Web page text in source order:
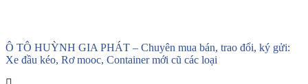
Ô TÔ HUỲNH GIA PHÁT – Chuyên mua bán, trao đổi, ký gửi:
Xe đầu kéo, Rơ mooc, Container mới cũ các loại